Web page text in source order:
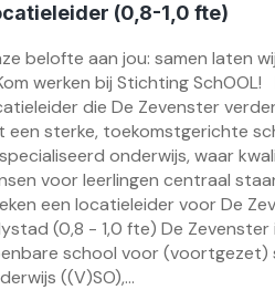
(0,8-1,0 fte)
belofte aan jou: samen laten
werken bij Stichting SchOOL!
die De Zevenster
een sterke, toekomstgerichte
onderwijs, waar
voor leerlingen centraal
een locatieleider voor De
(0,8 - 1,0 fte) De Zevenster
school voor (voortgezet)
((V)SO),...